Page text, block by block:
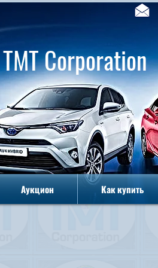
TMT Corporation
Аукцион Как купить
Аукцион Как купить